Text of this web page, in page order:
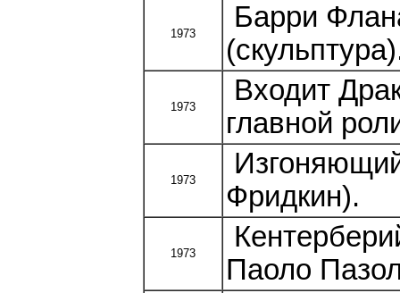
1973
Барри
1973
Входит
главной
1973
Фридкин).
1973
Паоло